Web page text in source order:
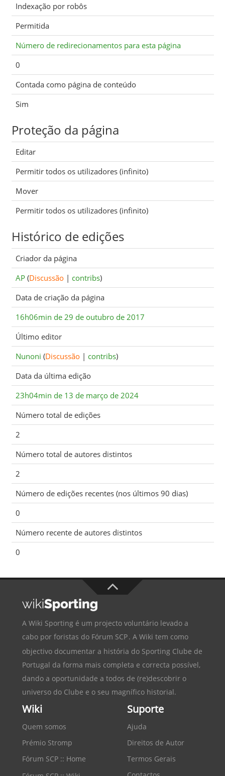
Indexação por robôs
Permitida
Número de redirecionamentos para esta página
0
Contada como página de conteúdo
Sim
Proteção da página
Editar
Permitir todos os utilizadores (infinito)
Mover
Permitir todos os utilizadores (infinito)
Histórico de edições
Criador da página
AP (Discussão| contribs)
Data de criação da página
16h06min de 29 de outubro de 2017
Último editor
Nunoni (Discussão| contribs)
Data da última edição
23h04min de 13 de março de 2024
Número total de edições
2
Número total de autores distintos
2
Número de edições recentes (nos últimos 90 dias)
0
Número recente de autores distintos
0
A Wiki Sporting é um projecto voluntário levado a
cabo por foristas do Fórum SCP. A Wiki tem como
objectivo documentar a história do Sporting Clube de
Portugal da forma mais completa e correcta possível,
dando a oportunidade a todos de (re)descobrir o
universo do Clube e o seu magnífico historial.
Wiki
Quem somos
Prémio Stromp
Fórum SCP :: Home
Suporte
Ajuda
Direitos de Autor
Termos Gerais